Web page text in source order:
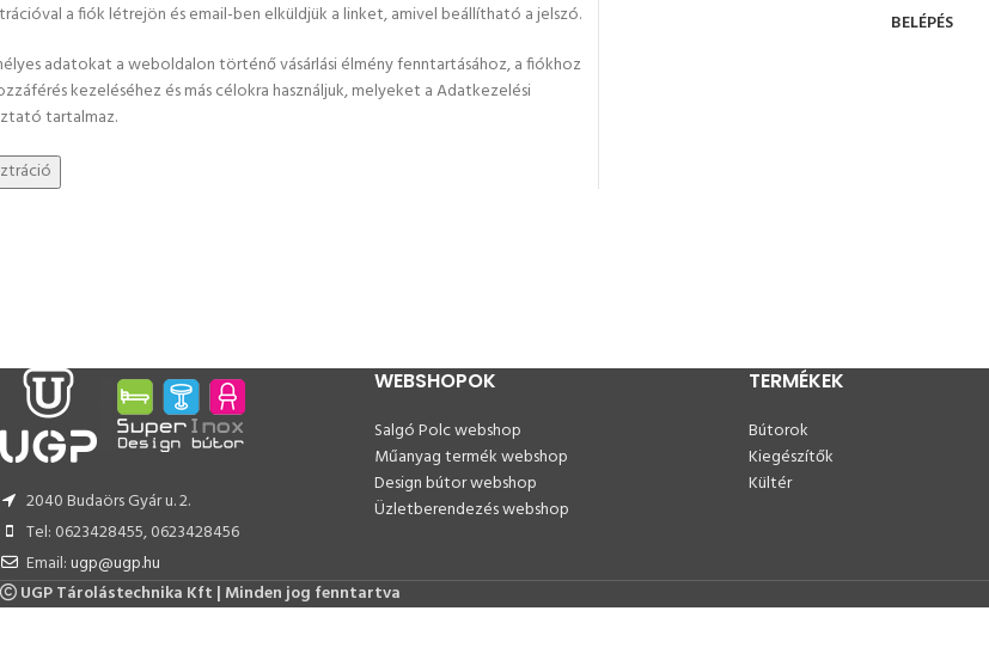
a fiók létrejön és email-ben elküldjük a linket, amivel beállítható a jelszó.
adatokat a weboldalon történő vásárlási élmény fenntartásához, a fiókhoz
kezeléséhez és más célokra használjuk, melyeket aAdatkezelési
tartalmaz.
BELÉPÉS
2040 Budaörs Gyár u. 2.
Tel: 0623428455, 0623428456
Email:ugp@ugp.hu
WEBSHOPOK
Salgó Polc webshop
Műanyag termék webshop
Design bútor webshop
Üzletberendezés webshop
TERMÉKEK
Bútorok
Kiegészítők
Kültér
UGP Tárolástechnika Kft | Minden jog fenntartva